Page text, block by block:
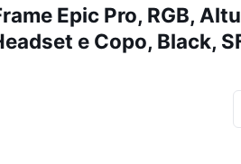
Epic Pro, RGB,
e Copo, Black,